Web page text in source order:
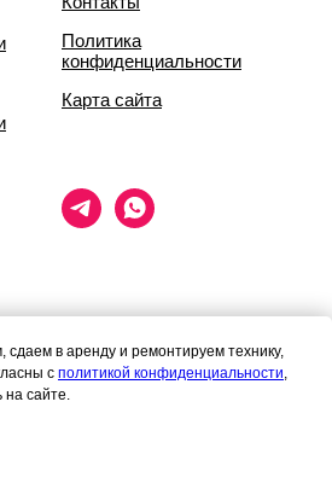
Политика
конфиденциальности
Карта сайта
при каких условиях
и цены, размещённые на сайте, не
статей 435 и 437 гражданского кодекса
сдаем в аренду и ремонтируем технику,
с политикой конфиденциальности,
на сайте.